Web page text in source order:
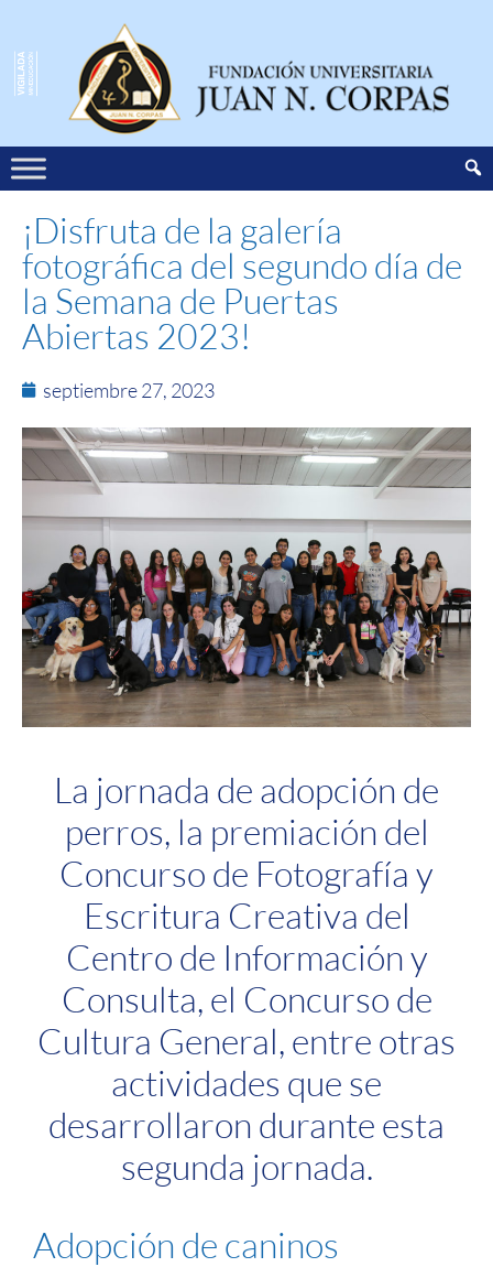
¡Disfruta de la galería
fotográfica del segundo día de
la Semana de Puertas
Abiertas 2023!
septiembre 27, 2023
La jornada de adopción de
perros, la premiación del
Concurso de Fotografía y
Escritura Creativa del
Centro de Información y
Consulta, el Concurso de
Cultura General, entre otras
actividades que se
desarrollaron durante esta
segunda jornada.
Adopción de caninos